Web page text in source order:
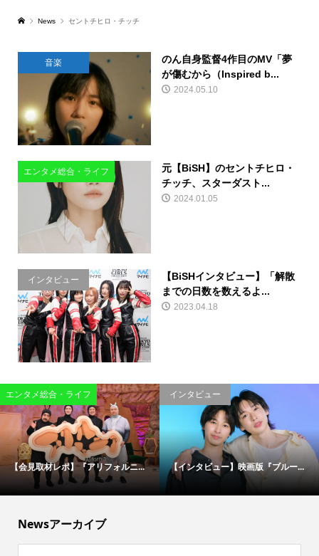
News セントチヒロ・チッチ
音楽
のん自身監督4作目のMV「夢
が傷むから（Inspired b...
2024.05.10
エンタメ総合・ライフ
元【BiSH】のセントチヒロ・
チッチ、スターダスト...
2024.01.05
インタビュー
【BiSHインタビュー】「解散
までの日数を数えるよ...
2023.04.18
エンタメ総合・ライフ
【会見取材レポ】『アリフォルニ...
インタビュー
【インタビュー】映画版『ブルー...
Newsアーカイブ